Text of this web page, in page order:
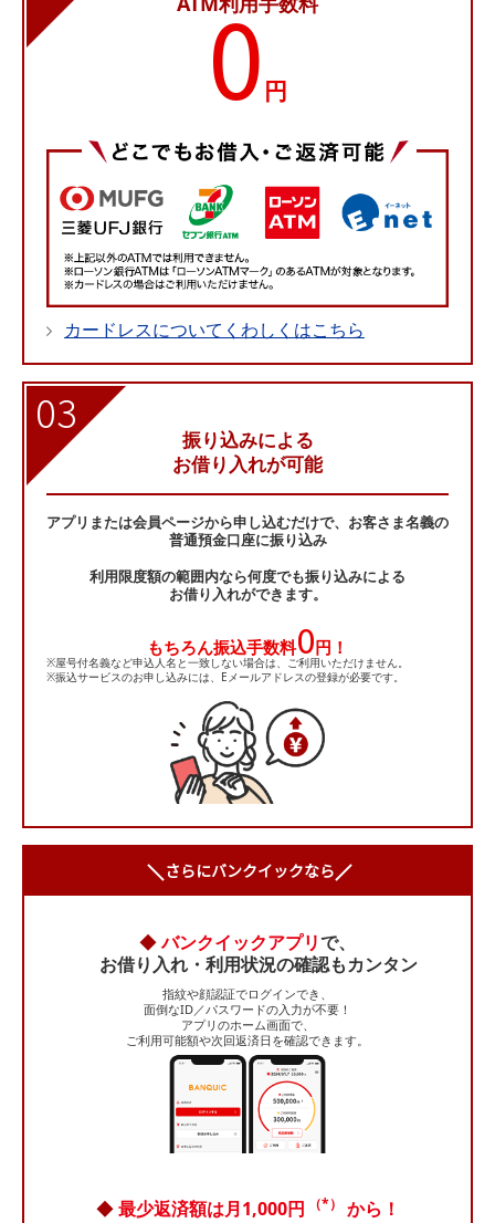
0円
カードレスについてくわしくはこちら
03
振り込みによる
お借り入れが可能
アプリまたは会員ページから申し込むだけで、お客さま名義の
普通預金口座に振り込み
利用限度額の範囲内なら何度でも振り込みによる
お借り入れができます。
もちろん振込手数料0円！
※屋号付名義など申込人名と一致しない場合は、ご利用いただけません。
※振込サービスのお申し込みには、Eメールアドレスの登録が必要です。
さらにバンクイックなら
◆バンクイックアプリで、
お借り入れ・利用状況の確認もカンタン
指紋や顔認証でログインでき、
面倒なID／パスワードの入力が不要！
アプリのホーム画面で、
ご利用可能額や次回返済日を確認できます。
◆ 最少返済額は月1,000円 （*） から！